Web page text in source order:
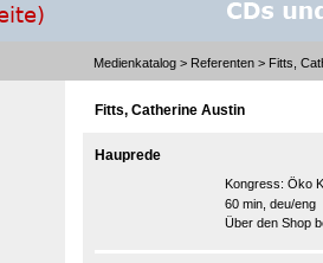
Medienkatalog > Referenten > Fitts,
Fitts, Catherine Austin
Hauprede
Kongress: Öko
60 min, deu/eng
Über den Shop